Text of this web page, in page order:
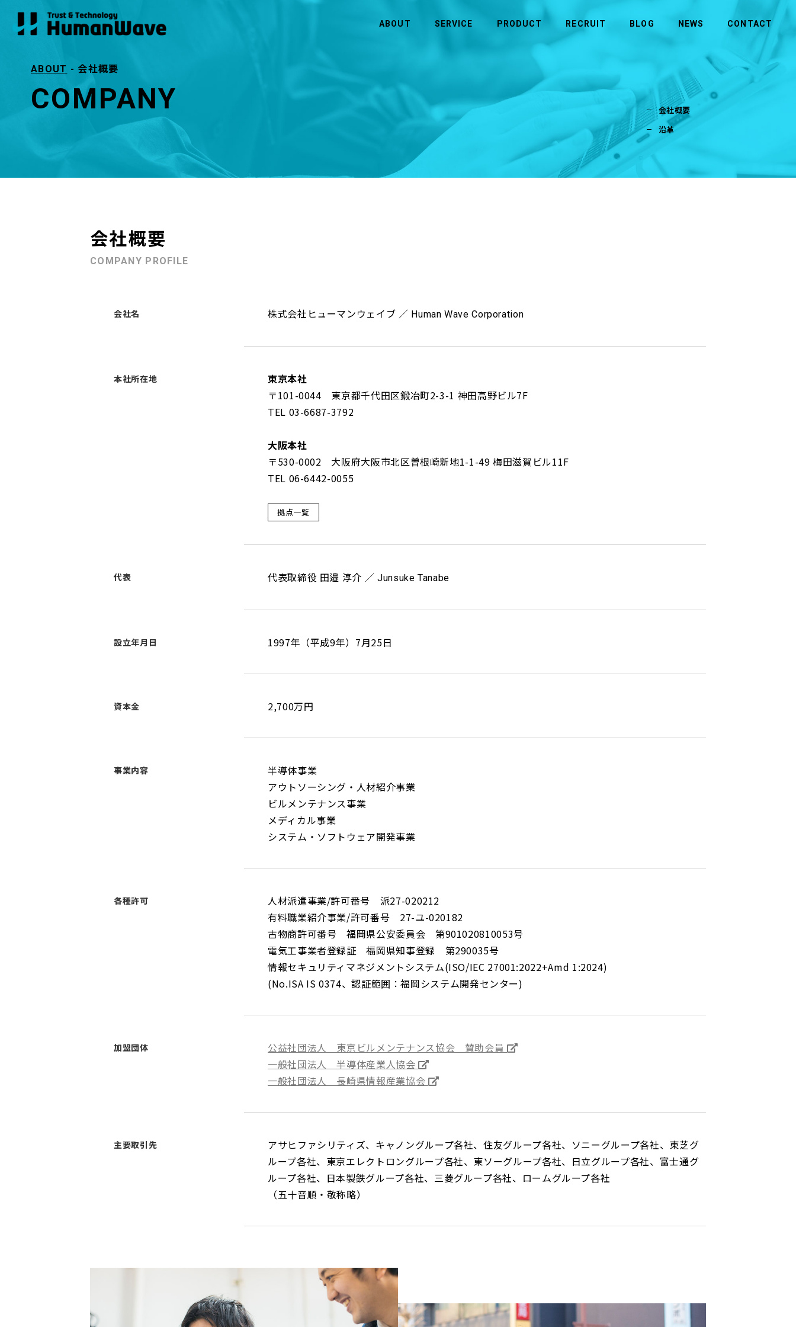
ABOUT SERVICE PRODUCT RECRUIT BLOG NEWS CONTACT
MORE
企業理念・ビジョン
拠点一覧
MORE
アウトソーシング・人材（人財）紹介 メディカル
商品のお問い合わせ
ABOUT - 会社概要
COMPANY
会社概要
沿革
会社概要
COMPANY PROFILE
会社名 株式会社ヒューマンウェイブ ／ Human Wave Corporation
本社所在地
東京本社
〒101-0044 東京都千代田区鍛冶町2-3-1 神田高野ビル7F
TEL 03-6687-3792
大阪本社
〒530-0002 大阪府大阪市北区曽根崎新地1-1-49 梅田滋賀ビル11F
TEL 06-6442-0055
拠点一覧
代表 代表取締役 田邉 淳介 ／ Junsuke Tanabe
設立年月日 1997年（平成9年）7月25日
資本金 2,700万円
事業内容
半導体事業
アウトソーシング・人材紹介事業
ビルメンテナンス事業
メディカル事業
システム・ソフトウェア開発事業
各種許可
人材派遣事業/許可番号 派27-020212
有料職業紹介事業/許可番号 27-ユ-020182
古物商許可番号 福岡県公安委員会 第901020810053号
電気工事業者登録証 福岡県知事登録 第290035号
情報セキュリティマネジメントシステム(ISO/IEC 27001:2022+Amd 1:2024)
(No.ISA IS 0374、認証範囲：福岡システム開発センター)
加盟団体
公益社団法人 東京ビルメンテナンス協会 賛助会員
一般社団法人 半導体産業人協会
一般社団法人 長崎県情報産業協会
主要取引先
アサヒファシリティズ、キャノングループ各社、住友グループ各社、ソニーグループ各社、東芝グ
ループ各社、東京エレクトロングループ各社、東ソーグループ各社、日立グループ各社、富士通グ
ループ各社、日本製鉄グループ各社、三菱グループ各社、ロームグループ各社
（五十音順・敬称略）